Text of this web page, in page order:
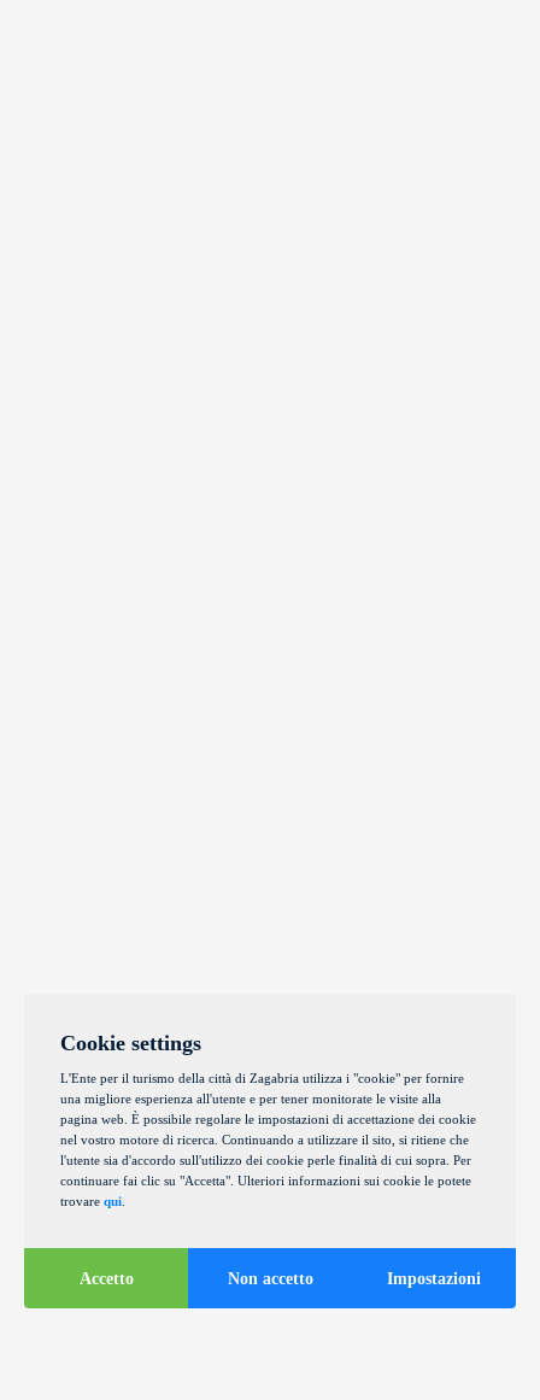
Cookie settings
L'Ente per il turismo della città di Zagabria utilizza i "cookie" per fornire
una migliore esperienza all'utente e per tener monitorate le visite alla
pagina web. È possibile regolare le impostazioni di accettazione dei cookie
nel vostro motore di ricerca. Continuando a utilizzare il sito, si ritiene che
l'utente sia d'accordo sull'utilizzo dei cookie perle finalità di cui sopra. Per
continuare fai clic su "Accetta". Ulteriori informazioni sui cookie le potete
trovare qui
Accetto Non accetto Impostazioni